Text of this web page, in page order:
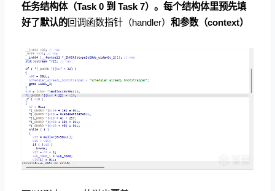
任务结构体（Task 0 到 Task 7）。每个结构体里预先填
好了默认的回调函数指针（handler） 和参数（context）